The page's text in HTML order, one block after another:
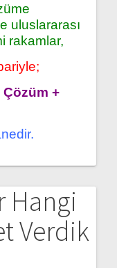
uluslararası
rakamlar,
Çözüm +
Hangi
Verdik